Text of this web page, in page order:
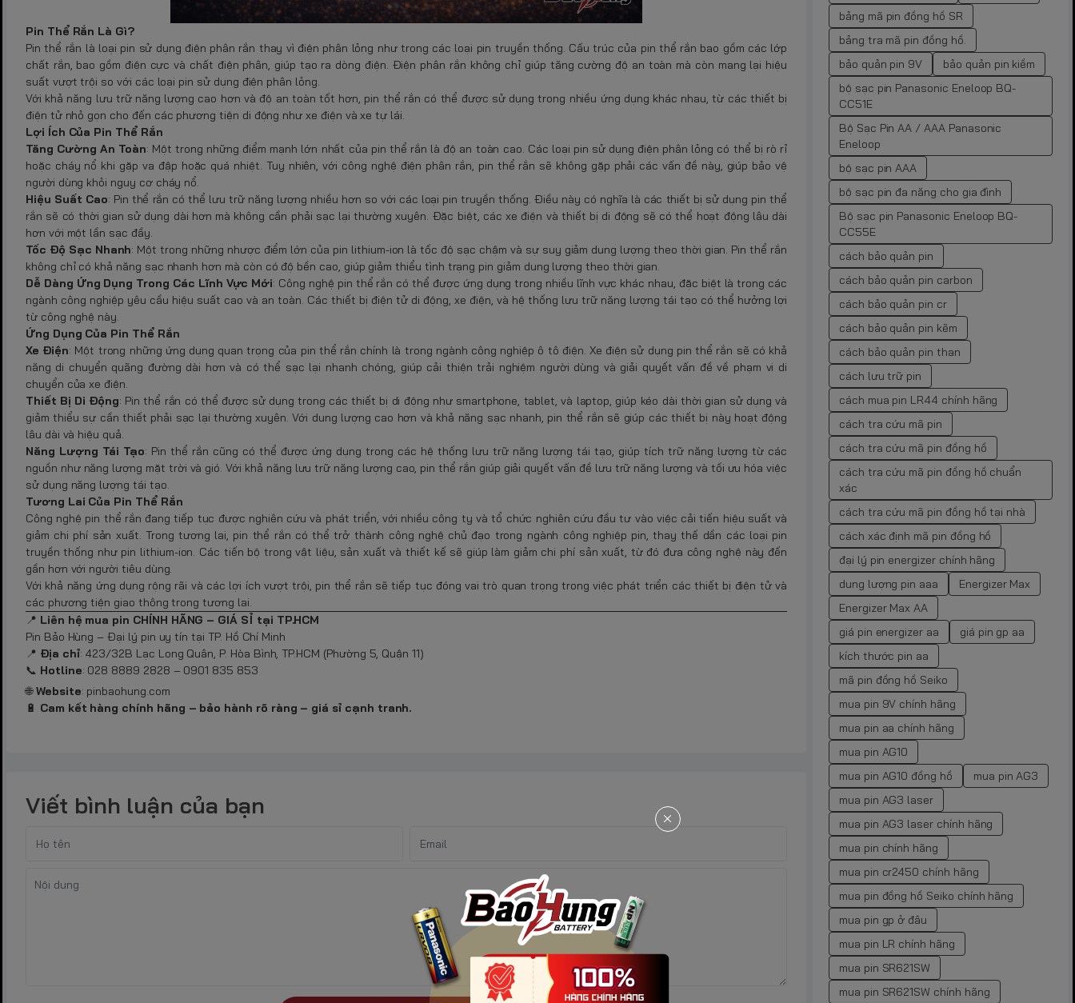
Pin Thể Rắn Là Gì?
Pin thể rắn là loại pin sử dụng điện phân rắn thay vì điện phân lỏng như trong các loại pin truyền thống. Cấu trúc của pin thể rắn bao gồm các lớp
chất rắn, bao gồm điện cực và chất điện phân, giúp tạo ra dòng điện. Điện phân rắn không chỉ giúp tăng cường độ an toàn mà còn mang lại hiệu
suất vượt trội so với các loại pin sử dụng điện phân lỏng.
Với khả năng lưu trữ năng lượng cao hơn và độ an toàn tốt hơn, pin thể rắn có thể được sử dụng trong nhiều ứng dụng khác nhau, từ các thiết bị
điện tử nhỏ gọn cho đến các phương tiện di động như xe điện và xe tự lái.
Lợi Ích Của Pin Thể Rắn
Tăng Cường An Toàn: Một trong những điểm mạnh lớn nhất của pin thể rắn là độ an toàn cao. Các loại pin sử dụng điện phân lỏng có thể bị rò rỉ
hoặc cháy nổ khi gặp va đập hoặc quá nhiệt. Tuy nhiên, với công nghệ điện phân rắn, pin thể rắn sẽ không gặp phải các vấn đề này, giúp bảo vệ
người dùng khỏi nguy cơ cháy nổ.
Hiệu Suất Cao: Pin thể rắn có thể lưu trữ năng lượng nhiều hơn so với các loại pin truyền thống. Điều này có nghĩa là các thiết bị sử dụng pin thể
rắn sẽ có thời gian sử dụng dài hơn mà không cần phải sạc lại thường xuyên. Đặc biệt, các xe điện và thiết bị di động sẽ có thể hoạt động lâu dài
hơn với một lần sạc đầy.
Tốc Độ Sạc Nhanh: Một trong những nhược điểm lớn của pin lithium-ion là tốc độ sạc chậm và sự suy giảm dung lượng theo thời gian. Pin thể rắn
không chỉ có khả năng sạc nhanh hơn mà còn có độ bền cao, giúp giảm thiểu tình trạng pin giảm dung lượng theo thời gian.
Dễ Dàng Ứng Dụng Trong Các Lĩnh Vực Mới: Công nghệ pin thể rắn có thể được ứng dụng trong nhiều lĩnh vực khác nhau, đặc biệt là trong các
ngành công nghiệp yêu cầu hiệu suất cao và an toàn. Các thiết bị điện tử di động, xe điện, và hệ thống lưu trữ năng lượng tái tạo có thể hưởng lợi
từ công nghệ này.
Ứng Dụng Của Pin Thể Rắn
Xe Điện: Một trong những ứng dụng quan trọng của pin thể rắn chính là trong ngành công nghiệp ô tô điện. Xe điện sử dụng pin thể rắn sẽ có khả
năng di chuyển quãng đường dài hơn và có thể sạc lại nhanh chóng, giúp cải thiện trải nghiệm người dùng và giải quyết vấn đề về phạm vi di
chuyển của xe điện.
Thiết Bị Di Động: Pin thể rắn có thể được sử dụng trong các thiết bị di động như smartphone, tablet, và laptop, giúp kéo dài thời gian sử dụng và
giảm thiểu sự cần thiết phải sạc lại thường xuyên. Với dung lượng cao hơn và khả năng sạc nhanh, pin thể rắn sẽ giúp các thiết bị này hoạt động
lâu dài và hiệu quả.
Năng Lượng Tái Tạo: Pin thể rắn cũng có thể được ứng dụng trong các hệ thống lưu trữ năng lượng tái tạo, giúp tích trữ năng lượng từ các
nguồn như năng lượng mặt trời và gió. Với khả năng lưu trữ năng lượng cao, pin thể rắn giúp giải quyết vấn đề lưu trữ năng lượng và tối ưu hóa việc
sử dụng năng lượng tái tạo.
Tương Lai Của Pin Thể Rắn
Công nghệ pin thể rắn đang tiếp tục được nghiên cứu và phát triển, với nhiều công ty và tổ chức nghiên cứu đầu tư vào việc cải tiến hiệu suất và
giảm chi phí sản xuất. Trong tương lai, pin thể rắn có thể trở thành công nghệ chủ đạo trong ngành công nghiệp pin, thay thế dần các loại pin
truyền thống như pin lithium-ion. Các tiến bộ trong vật liệu, sản xuất và thiết kế sẽ giúp làm giảm chi phí sản xuất, từ đó đưa công nghệ này đến
gần hơn với người tiêu dùng.
Với khả năng ứng dụng rộng rãi và các lợi ích vượt trội, pin thể rắn sẽ tiếp tục đóng vai trò quan trọng trong việc phát triển các thiết bị điện tử và
các phương tiện giao thông trong tương lai.
📍 Liên hệ mua pin CHÍNH HÃNG – GIÁ SỈ tại TP.HCM
Pin Bảo Hùng – Đại lý pin uy tín tại TP. Hồ Chí Minh
📍 Địa chỉ: 423/32B Lạc Long Quân, P. Hòa Bình, TP.HCM (Phường 5, Quận 11)
📞 Hotline: 028 8889 2828 – 0901 835 853
🌐Website: pinbaohung.com
🔋 Cam kết hàng chính hãng – bảo hành rõ ràng – giá sỉ cạnh tranh.
Viết bình luận của bạn
bảng mã pin đồng hồ SR
bảng tra mã pin đồng hồ.
bảo quản pin 9V
bảo quản pin kiềm
bộ sạc pin Panasonic Eneloop BQ-
CC51E
Bộ Sạc Pin AA / AAA Panasonic
Eneloop
bộ sạc pin AAA
bộ sạc pin đa năng cho gia đình
Bộ sạc pin Panasonic Eneloop BQ-
CC55E
cách bảo quản pin
cách bảo quản pin carbon
cách bảo quản pin cr
cách bảo quản pin kẽm
cách bảo quản pin than
cách lưu trữ pin
cách mua pin LR44 chính hãng
cách tra cứu mã pin
cách tra cứu mã pin đồng hồ
cách tra cứu mã pin đồng hồ chuẩn
xác
cách tra cứu mã pin đồng hồ tại nhà
cách xác định mã pin đồng hồ
đại lý pin energizer chính hãng
dung lượng pin aaa
Energizer Max
Energizer Max AA
giá pin energizer aa
giá pin gp aa
kích thước pin aa
mã pin đồng hồ Seiko
mua pin 9V chính hãng
mua pin aa chính hãng
mua pin AG10
mua pin AG10 đồng hồ
mua pin AG3
mua pin AG3 laser
mua pin AG3 laser chính hãng
mua pin chính hãng
mua pin cr2450 chính hãng
mua pin đồng hồ Seiko chính hãng
mua pin gp ở đâu
mua pin LR chính hãng
mua pin SR621SW
mua pin SR621SW chính hãng